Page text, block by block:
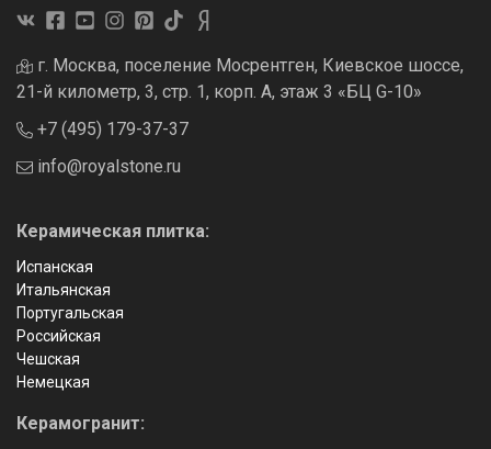
г. Москва, поселение Мосрентген, Киевское шоссе,
21-й километр, 3, стр. 1, корп. А, этаж 3 «БЦ G-10»
+7 (495) 179-37-37
info@royalstone.ru
Керамическая плитка:
Испанская
Итальянская
Португальская
Российская
Чешская
Немецкая
Керамогранит: